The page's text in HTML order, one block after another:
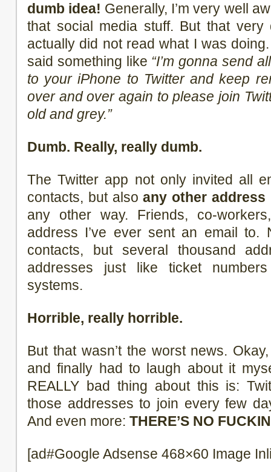
dumb idea! Generally, I’m very well
that social media stuff. But that
actually did not read what I was
said something like “I’m gonna send
to your iPhone to Twitter and keep
over and over again to please join
old and grey.”
Dumb. Really, really dumb.
The Twitter app not only invited all
contacts, but alsoany other
any other way. Friends, co-
address I’ve ever sent an email to.
contacts, but several thousand
addresses just like ticket
systems.
Horrible, really horrible.
But that wasn’t the worst news.
and finally had to laugh about it
REALLY bad thing about this is:
those addresses to join every few
And even more: THERE’S NO
[ad#Google Adsense 468×60 Image